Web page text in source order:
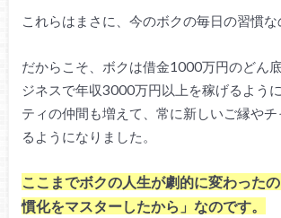
これらはまさに、今のボクの毎日の習慣な
だからこそ、ボクは借金1000万円のどん
ジネスで年収3000万円以上を稼げるよう
ティの仲間も増えて、常に新しいご縁やチ
るようになりました。
ここまでボクの人生が劇的に変わった
慣化をマスターしたから」なのです。